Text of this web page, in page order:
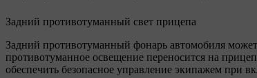
Задний противотуманный свет прицепа
Задний противотуманный фонарь автомобиля
противотуманное освещение переносится на
обеспечить безопасное управление экипажем при